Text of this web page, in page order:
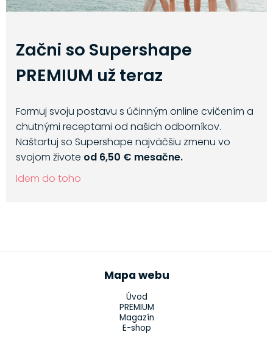
Začni so Supershape
PREMIUM už teraz
Formuj svoju postavu s účinným online cvičením a
chutnými receptami od našich odborníkov.
Naštartuj so Supershape najväčšiu zmenu vo
svojom živote od 6,50 € mesačne.
Idem do toho
Mapa webu
Úvod
PREMIUM
Magazín
E-shop